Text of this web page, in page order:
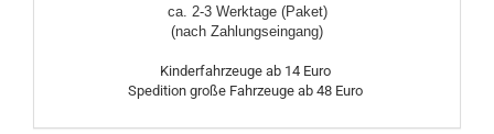
ca. 2-3 Werktage (Paket)
(nach Zahlungseingang)
Kinderfahrzeuge ab 14 Euro
Spedition große Fahrzeuge ab 48 Euro